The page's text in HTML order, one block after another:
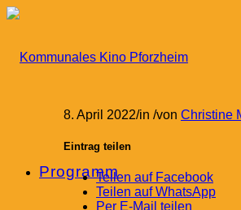
Programm
8. April 2022/in /von Christine
Eintrag teilen
Teilen auf Facebook
Teilen auf WhatsApp
Per E-Mail teilen